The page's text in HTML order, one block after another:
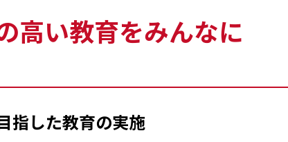
高い教育をみんなに
指した教育の実施